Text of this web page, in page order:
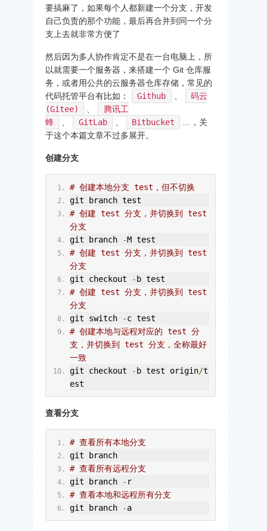
要搞麻了，如果每个人都新建一个分支，开发
自己负责的那个功能，最后再合并到同一个分
支上去就非常方便了
然后因为多人协作肯定不是在一台电脑上，所
以就需要一个服务器，来搭建一个 Git 仓库服
务，或者用公共的云服务器仓库存储，常见的
代码托管平台有比如：
Github
码云
(Gitee)
腾讯工
蜂
GitLab Bitbucket
…，关
于这个本篇文章不过多展开。
创建分支
# 创建本地分支 test，但不切换
git branch test
# 创建 test 分支，并切换到 test
分支
git branch
-M test
# 创建 test 分支，并切换到 test
分支
git checkout
- b test
# 创建 test 分支，并切换到 test
分支
git switch
-c test
# 创建本地与远程对应的 test 分
支，并切换到 test 分支，全称最好
一致
git checkout
- b test origin/t
est
查看分支
# 查看所有本地分支
git branch
# 查看所有远程分支
git branch
- r
# 查看本地和远程所有分支
git branch
-a